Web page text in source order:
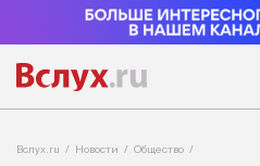
Вслух.ru Новости Общество